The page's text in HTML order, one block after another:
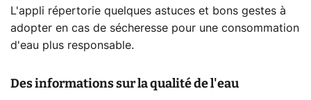
L'appli répertorie quelques astuces et bons gestes à
adopter en cas de sécheresse pour une consommation
d'eau plus responsable.
Des informations sur la qualité de l'eau